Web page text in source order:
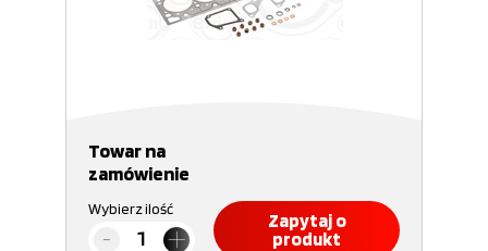
Towar na
zamówienie
Wybierz ilość
Zapytaj o
produkt